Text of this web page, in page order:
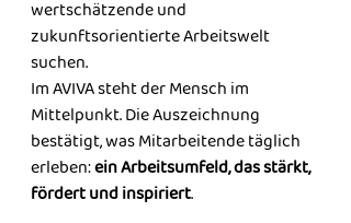
wertschätzende und
zukunftsorientierte Arbeitswelt
suchen.
Im AVIVA steht der Mensch im
Mittelpunkt. Die Auszeichnung
bestätigt, was Mitarbeitende täglich
erleben: ein Arbeitsumfeld, das stärkt,
fördert und inspiriert.